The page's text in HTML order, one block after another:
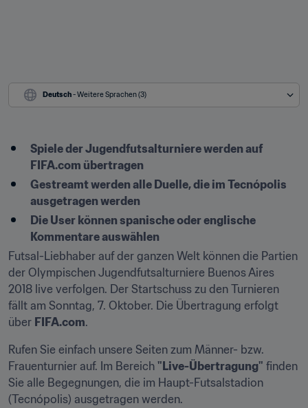
Deutsch - Weitere Sprachen (3)
Spiele der Jugendfutsalturniere werden auf
FIFA.com übertragen
Gestreamt werden alle Duelle, die im Tecnópolis
ausgetragen werden
Die User können spanische oder englische
Kommentare auswählen
Futsal-Liebhaber auf der ganzen Welt können die Partien
der Olympischen Jugendfutsalturniere Buenos Aires
2018 live verfolgen. Der Startschuss zu den Turnieren
fällt am Sonntag, 7. Oktober. Die Übertragung erfolgt
über FIFA.com.
Rufen Sie einfach unsere Seiten zum Männer- bzw.
Frauenturnier auf. Im Bereich "Live-Übertragung" finden
Sie alle Begegnungen, die im Haupt-Futsalstadion
(Tecnópolis) ausgetragen werden.